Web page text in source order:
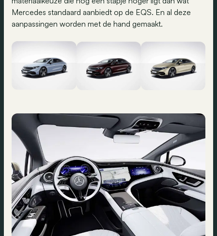
Mercedes standaard aanbiedt op de EQS. En al deze
aanpassingen worden met de hand gemaakt.